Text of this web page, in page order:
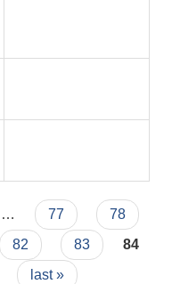
… 77
78
82 83
84
last »